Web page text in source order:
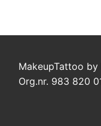
MakeupTattoo
Org.nr. 983 820